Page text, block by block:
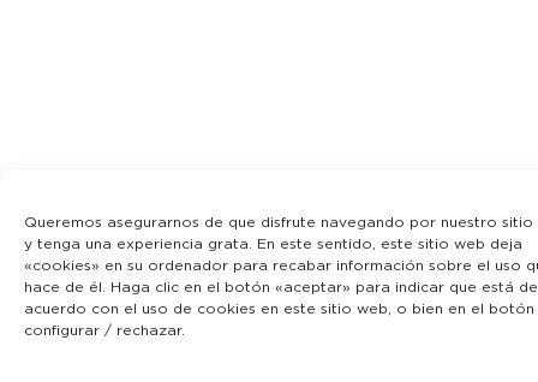
Queremos asegurarnos de que disfrute navegando por nuestro sitio
y tenga una experiencia grata. En este sentido, este sitio web deja
«cookies» en su ordenador para recabar información sobre el uso
hace de él. Haga clic en el botón «aceptar» para indicar que está de
acuerdo con el uso de cookies en este sitio web, o bien en el botón
configurar / rechazar.